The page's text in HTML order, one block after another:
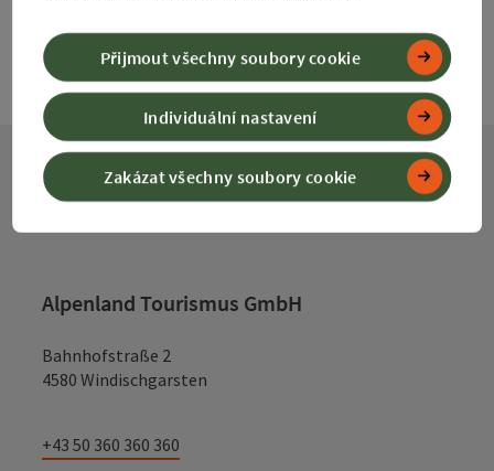
Kontakt
Alpenland Tourismus GmbH
Bahnhofstraße 2
4580 Windischgarsten
+43 50 360 360 360
Zakázat všechny soubory cookie
Individuální nastavení
Přijmout všechny soubory cookie